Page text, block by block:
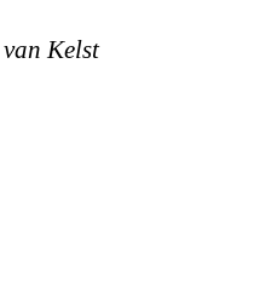
Kelst